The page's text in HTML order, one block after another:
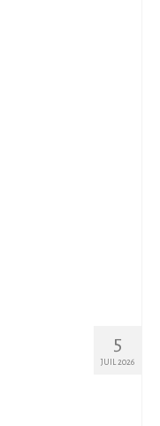
5
JUIL 2026